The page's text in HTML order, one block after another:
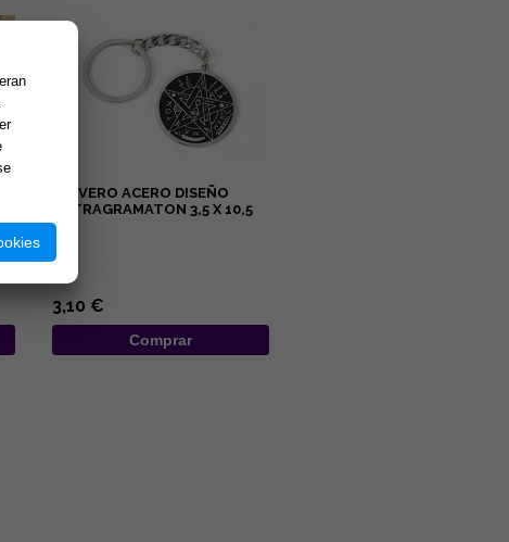
LLAVERO ACERO DISEÑO
TETRAGRAMATON 3,5 X 10,5
CM
3,10 €
Comprar